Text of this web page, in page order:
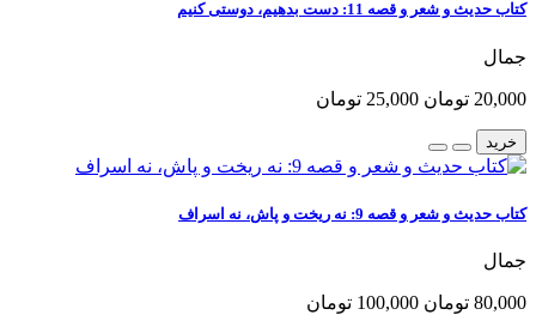
کتاب حدیث و شعر و قصه 11: دست بدهیم، دوستی کنیم
جمال
20,000 تومان 25,000 تومان
خرید
کتاب حدیث و شعر و قصه 9: نه ریخت و پاش، نه اسراف
جمال
80,000 تومان 100,000 تومان